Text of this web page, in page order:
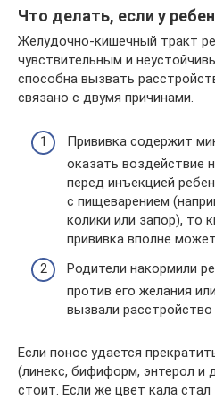
Что делать, если у
Желудочно-кишечный тракт
чувствительным и
способна вызвать
связано с двумя причинами.
Прививка содержит
оказать воздействие
перед инъекцией
с пищеварением
колики или запор), то
прививка вполне
Родители накормили
против его желания
вызвали
Если понос удается
(линекс, бифиформ, энтерол и
стоит. Если же цвет кала